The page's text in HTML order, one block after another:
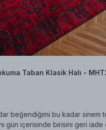
Taban Klasik Halı -
beğendiğimi bu kadar sinem
gün içerisinde birisini geri